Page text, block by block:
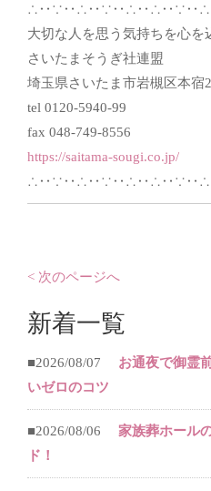
大切な人を思う気持ちを心を
さいたまそうぎ社連盟
埼玉県さいたま市岩槻区本宿
tel 0120-5940-99
fax 048-749-8556
https://saitama-sougi.co.jp/
< 次のページへ
新着一覧
■2026/08/07
お通夜で御霊
いゼロのコツ
■2026/08/06
家族葬ホール
ド！